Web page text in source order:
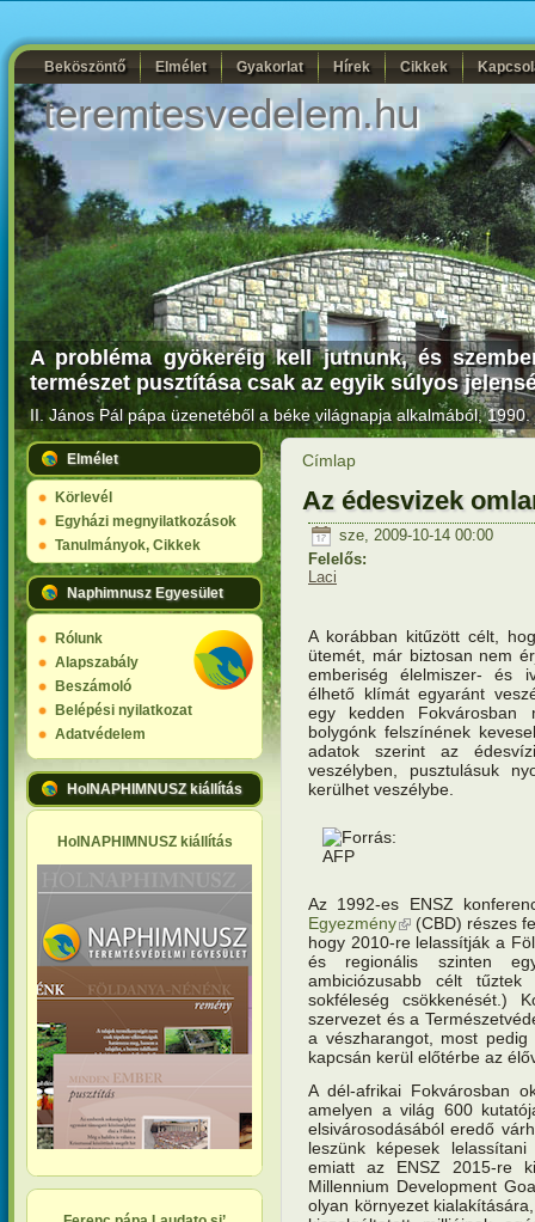
Beköszöntő Elmélet Gyakorlat Hírek Cikkek
teremtesvedelem.hu
A probléma gyökeréig kell jutnunk, és
természet pusztítása csak az egyik súlyos
II. János Pál pápa üzenetéből a béke világnapja alkalmából,
Elmélet
Körlevél
Egyházi megnyilatkozások
Tanulmányok, Cikkek
Naphimnusz Egyesület
Rólunk
Alapszabály
Beszámoló
Belépési nyilatkozat
Adatvédelem
HolNAPHIMNUSZ kiállítás
HolNAPHIMNUSZ kiállítás
Címlap
Az édesvizek
sze, 2009-10-14 00:00
Felelős:
Laci
A korábban kitűzött célt,
ütemét, már biztosan nem
emberiség élelmiszer- és
élhető klímát egyaránt
egy kedden Fokvárosban
bolygónk felszínének
adatok szerint az
veszélyben, pusztulásuk
kerülhet veszélybe.
Az 1992-es ENSZ
Egyezmény(külső hivatkozás)
(CBD) részes
hogy 2010-re lelassítják a
és regionális szinten
ambiciózusabb célt
sokféleség csökkenését.)
szervezet és a
a vészharangot, most pedig
kapcsán kerül előtérbe az
A dél-afrikai Fokvárosban
amelyen a világ 600
elsivárosodásából eredő
leszünk képesek
emiatt az ENSZ 2015-re
Millennium Development
olyan környezet